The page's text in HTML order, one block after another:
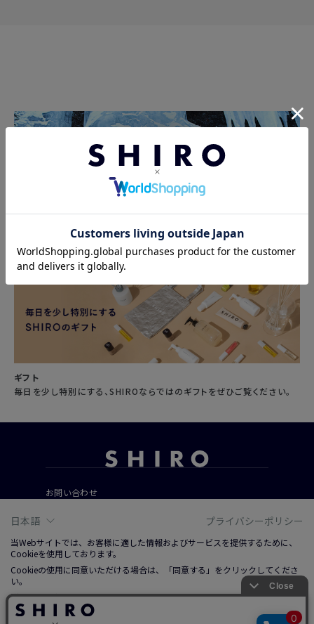
日本語 プライバシーポリシー
当Webサイトでは、お客様に適した情報およびサービスを提供するために、
Cookieを使用しております。
Cookieの使用に同意いただける場合は、「同意する」をクリックしてくださ
い。
詳しくは、右上記載プライバシーポリシーリンクまたは「Cookieについて」
をクリックのうえ、ご参照ください。
暑い季節の救世主
今年、SHIRO史上最涼のアイスミントの夏がはじまります。
ギフト
毎日を少し特別にする、SHIROならではのギフトをぜひご覧ください。
お問い合わせ
よくあるご質問
会社概要
特定商取引法に基づく表記
プライバシーポリシー